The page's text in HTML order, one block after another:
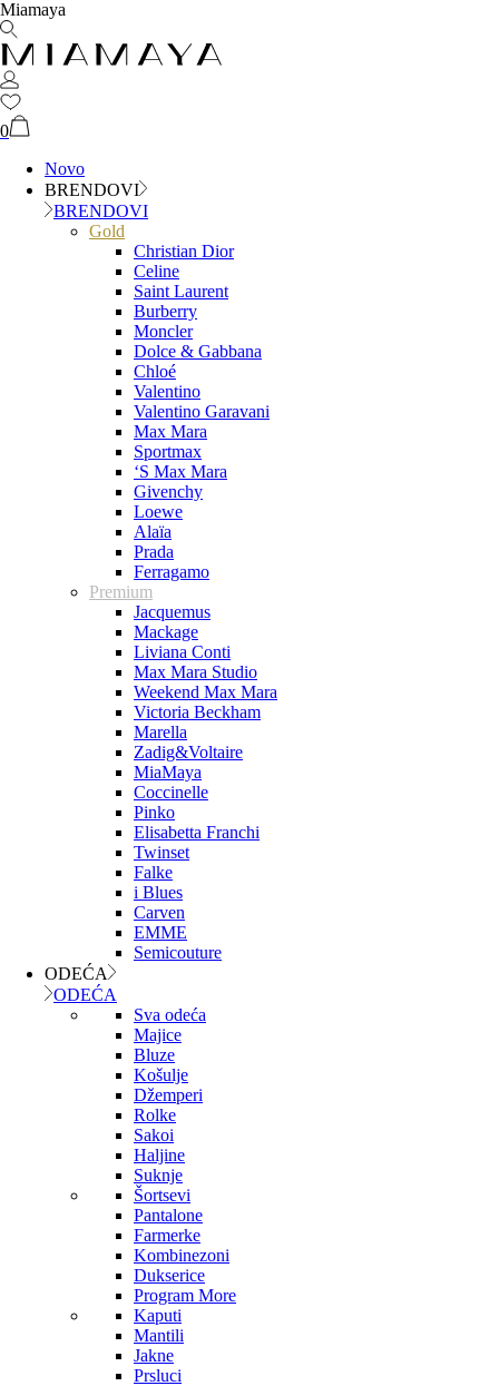
Miamaya
0
Novo
BRENDOVI
BRENDOVI
Gold
Christian Dior
Celine
Saint Laurent
Burberry
Moncler
Dolce & Gabbana
Chloé
Valentino
Valentino Garavani
Max Mara
Sportmax
‘S Max Mara
Givenchy
Loewe
Alaïa
Prada
Ferragamo
Premium
Jacquemus
Mackage
Liviana Conti
Max Mara Studio
Weekend Max Mara
Victoria Beckham
Marella
Zadig&Voltaire
MiaMaya
Coccinelle
Pinko
Elisabetta Franchi
Twinset
Falke
i Blues
Carven
EMME
Semicouture
ODEĆA
ODEĆA
Sva odeća
Majice
Bluze
Košulje
Džemperi
Rolke
Sakoi
Haljine
Suknje
Šortsevi
Pantalone
Farmerke
Kombinezoni
Dukserice
Program More
Kaputi
Mantili
Jakne
Prsluci